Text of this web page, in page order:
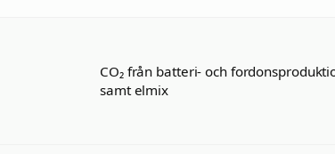
CO₂ från batteri- och
samt elmix